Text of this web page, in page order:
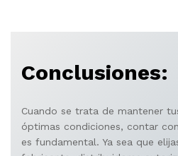
Conclusiones:
Cuando se trata de mantener
óptimas condiciones, contar
es fundamental. Ya sea que